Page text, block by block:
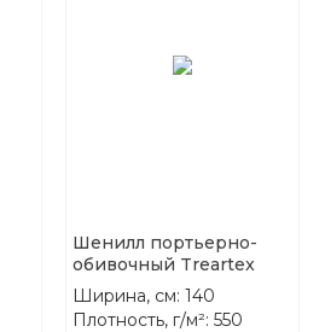
Шенилл портьерно-
обивочный Treartex
8212-31
Ширина, см: 140
Плотность, г/м²: 550